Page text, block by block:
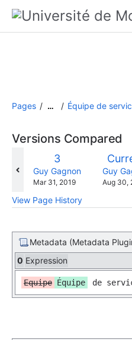
Pages … Équipe de
Versions Compared
Old
Version
3
changes.mady.by.user
Guy Gagnon
Saved
Mar 31, 2019
compared
New
Guy
Saved
Aug 30,
View Page History
Metadata (Metadata
0 Expression
Equipe Équipe de